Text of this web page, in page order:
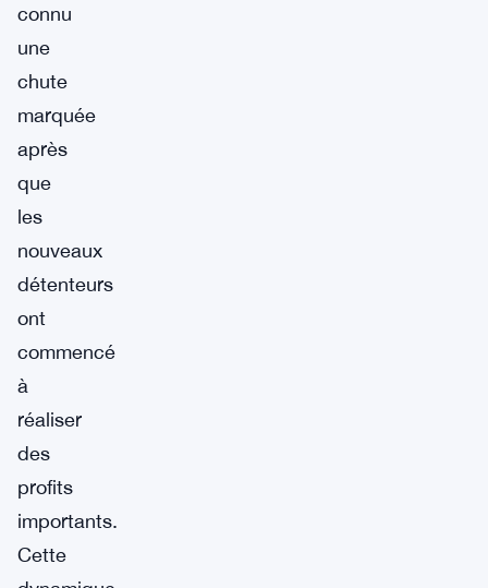
connu
une
chute
marquée
après
que
les
nouveaux
détenteurs
ont
commencé
à
réaliser
des
profits
importants.
Cette